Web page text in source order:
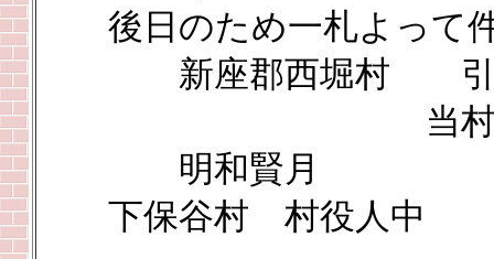
後日のため一札よって
新座郡西堀村 引請
当村証人
明和賢月
下保谷村 村